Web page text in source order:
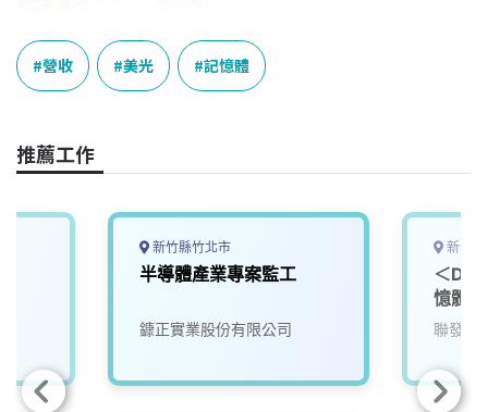
c
e
b
o
k
e
e
n
k
e
n
p
y
L
k
營收 美光 記憶體
推薦工作
新竹縣竹北市
半導體產業專案監工
鏮正實業股份有限公司
新竹
＜
憶體
聯發科